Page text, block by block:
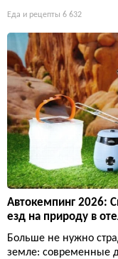
Еда и рецепты 6 632
Автокемпинг 2026:
езд на природу в
Больше не нужно
земле: современные